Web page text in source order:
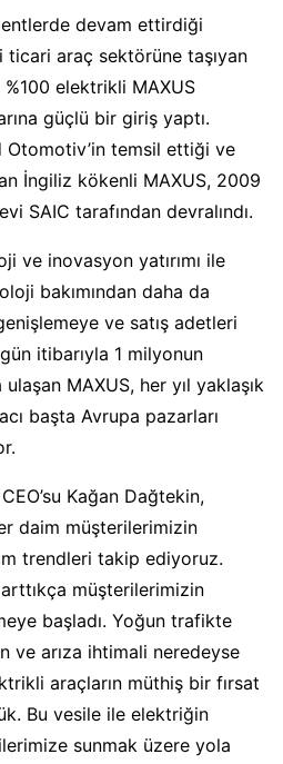
devam ettirdiği
araç sektörüne taşıyan
elektrikli MAXUS
güçlü bir giriş yaptı.
Otomotiv’in temsil ettiği ve
İngiliz kökenli MAXUS, 2009
SAIC tarafından devralındı.
ve inovasyon yatırımı ile
bakımından daha da
ve satış adetleri
itibarıyla 1 milyonun
MAXUS, her yıl yaklaşık
başta Avrupa pazarları
Kağan Dağtekin,
daim müşterilerimizin
trendleri takip ediyoruz.
müşterilerimizin
başladı. Yoğun trafikte
ve arıza ihtimali neredeyse
araçların müthiş bir fırsat
Bu vesile ile elektriğin
sunmak üzere yola